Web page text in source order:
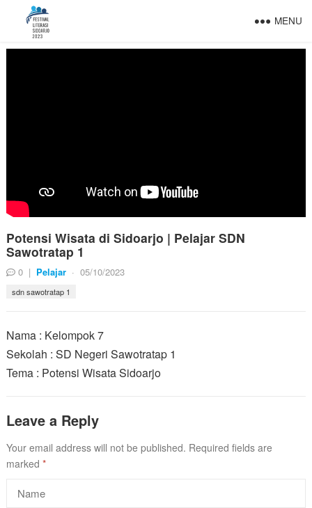
MENU
Potensi Wisata di Sidoarjo | Pelajar SDN
Sawotratap 1
0 | Pelajar · 05/10/2023
sdn sawotratap 1
Nama : Kelompok 7
Sekolah : SD Negeri Sawotratap 1
Tema : Potensi Wisata Sidoarjo
Leave a Reply
Your email address will not be published. Required fields are
marked *